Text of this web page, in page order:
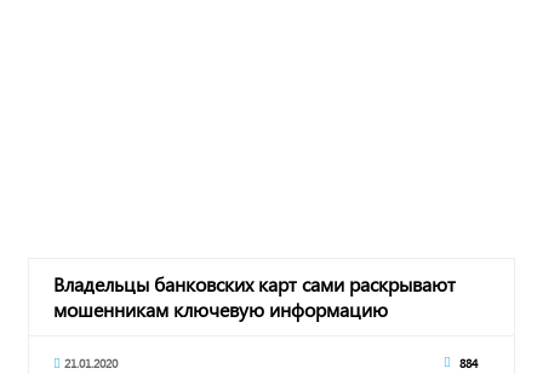
Владельцы банковских карт сами раскрывают
мошенникам ключевую информацию
21.01.2020 884